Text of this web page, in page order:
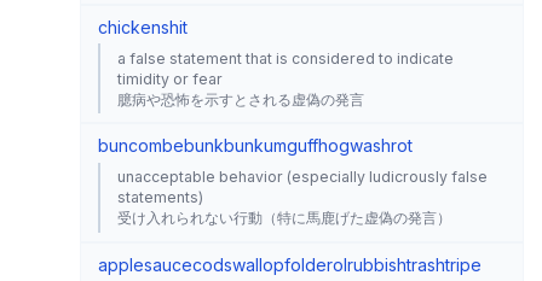
chickenshit
a false statement that is considered to indicate
timidity or fear
臆病や恐怖を示すとされる虚偽の発言
buncombebunkbunkumguffhogwashrot
unacceptable behavior (especially ludicrously false
statements)
受け入れられない行動（特に馬鹿げた虚偽の発言）
applesaucecodswallopfolderolrubbishtrashtripe